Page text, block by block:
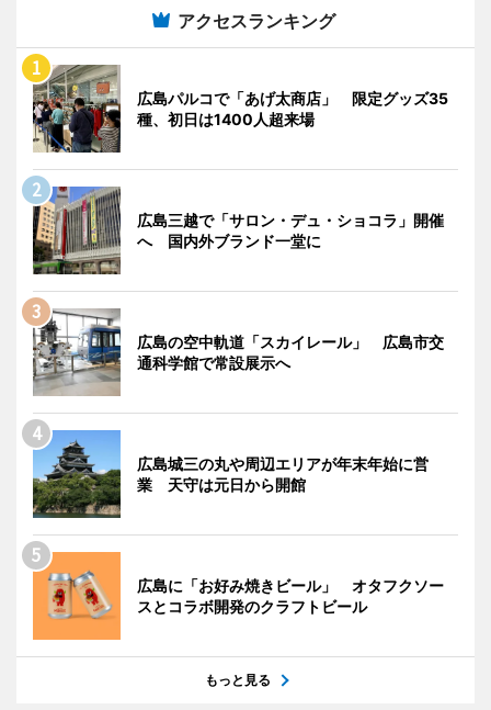
アクセスランキング
広島パルコで「あげ太商店」 限定グッズ35
種、初日は1400人超来場
広島三越で「サロン・デュ・ショコラ」開催
へ 国内外ブランド一堂に
広島の空中軌道「スカイレール」 広島市交
通科学館で常設展示へ
広島城三の丸や周辺エリアが年末年始に営
業 天守は元日から開館
広島に「お好み焼きビール」 オタフクソー
スとコラボ開発のクラフトビール
もっと見る